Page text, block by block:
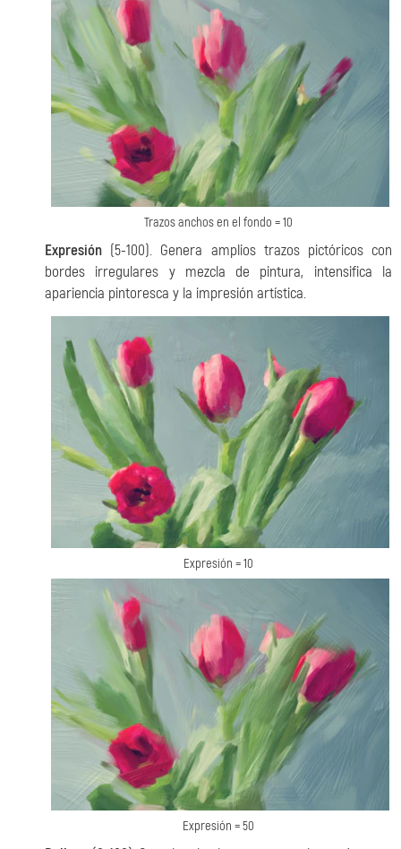
Trazos anchos en el fondo = 10
Expresión (5-100). Genera amplios trazos pictóricos con
bordes irregulares y mezcla de pintura, intensifica la
apariencia pintoresca y la impresión artística.
Expresión = 10
Expresión = 50